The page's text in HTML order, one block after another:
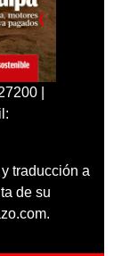
|
traducción a
de su